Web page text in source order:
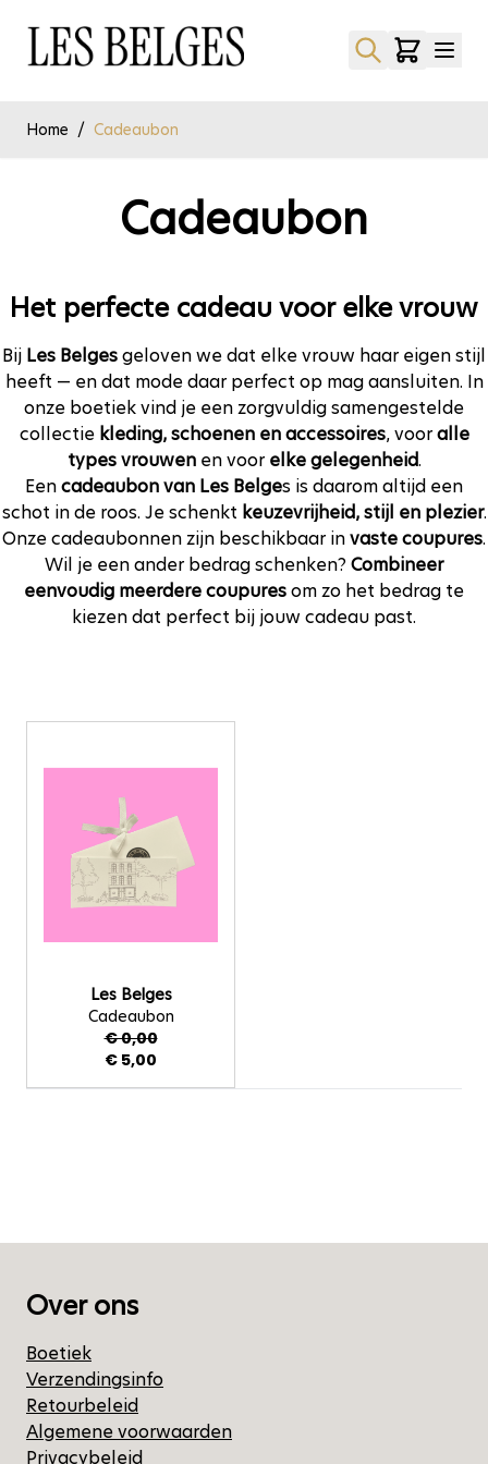
Home / Cadeaubon
Cadeaubon
Het perfecte cadeau voor elke vrouw
Bij Les Belgesgeloven we dat elke vrouw haar eigen stijl
heeft — en dat mode daar perfect op mag aansluiten. In
onze boetiek vind je een zorgvuldig samengestelde
collectie kleding, schoenen en accessoires, vooralle
types vrouwenen voor elke gelegenheid.
Eencadeaubon van Les Belges is daarom altijd een
schot in de roos. Je schenkt keuzevrijheid, stijl en plezier.
Onze cadeaubonnen zijn beschikbaar invaste coupures.
Wil je een ander bedrag schenken? Combineer
eenvoudig meerdere coupuresom zo het bedrag te
kiezen dat perfect bij jouw cadeau past.
Les Belges
Cadeaubon
De prijs is afhankelijk van de gekozen opties op
€ 0,00
€ 5,00
Over ons
Boetiek
Verzendingsinfo
Retourbeleid
Algemene voorwaarden
Privacybeleid